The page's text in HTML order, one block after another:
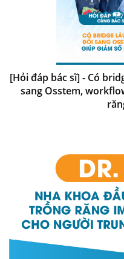
[Hỏi đáp bác sĩ] - Có
sang Osstem,